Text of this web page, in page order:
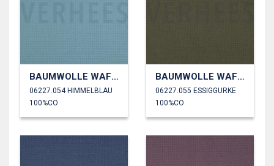
BAUMWOLLE WAFFEL
06227.054 HIMMELBLAU
100%CO
BAUMWOLLE WAFFEL
06227.055 ESSIGGURKE
100%CO